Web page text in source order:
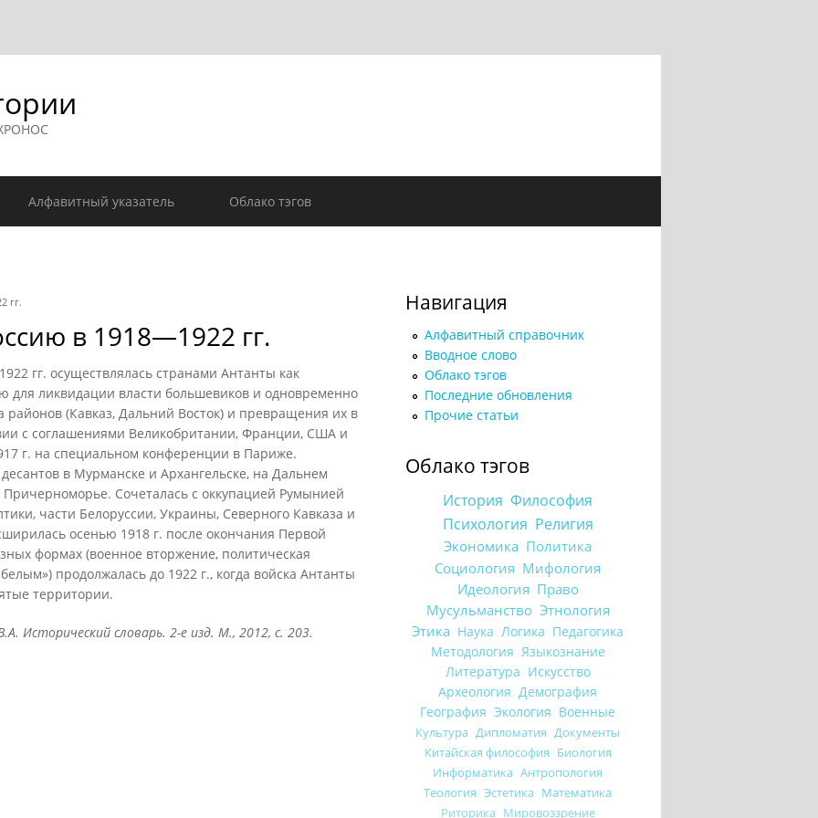
Алфавитный указатель Облако тэгов
гг.
в 1918—1922 гг.
гг. осуществлялась странами Антанты как
ликвидации власти большевиков и одновременно
районов (Кавказ, Дальний Восток) и превращения их в
с соглашениями Великобритании, Франции, США и
г. на специальном конференции в Париже.
в Мурманске и Архангельске, на Дальнем
Причерноморье. Сочеталась с оккупацией Румынией
части Белоруссии, Украины, Северного Кавказа и
осенью 1918 г. после окончания Первой
формах (военное вторжение, политическая
продолжалась до 1922 г., когда войска Антанты
территории.
Исторический словарь. 2-е изд. М., 2012, с. 203.
Навигация
Алфавитный справочник
Вводное слово
Облако тэгов
Последние обновления
Прочие статьи
Облако тэгов
История Философия
Психология Религия
Экономика Политика
Социология Мифология
Идеология Право
Мусульманство Этнология
Этика Наука Логика Педагогика
Методология Языкознание
Литература Искусство
Археология Демография
География Экология Военные
Культура Дипломатия Документы
Китайская философия Биология
Информатика Антропология
Теология Эстетика Математика
Риторика Мировоззрение